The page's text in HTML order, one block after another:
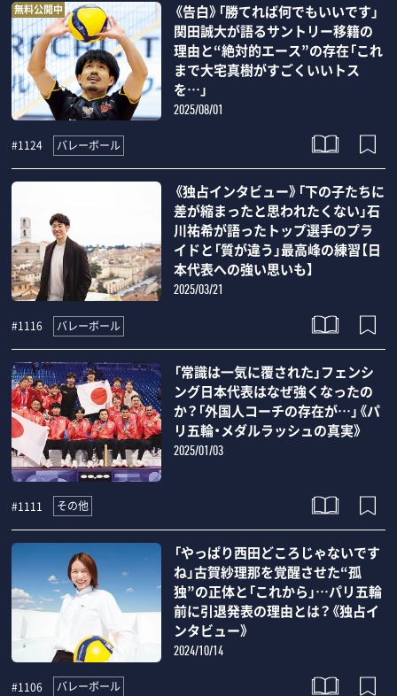
無料公開中
《告白》「勝てれば何でもいいです」
関田誠大が語るサントリー移籍の
理由と“絶対的エース”の存在「これ
まで大宅真樹がすごくいいトス
を…」
2025/08/01
#1124 バレーボール
《独占インタビュー》「下の子たちに
差が縮まったと思われたくない」石
川祐希が語ったトップ選手のプラ
イドと「質が違う」最高峰の練習【日
本代表への強い思いも】
2025/03/21
#1116 バレーボール
「常識は一気に覆された」フェンシ
ング日本代表はなぜ強くなったの
か？「外国人コーチの存在が…」《パ
リ五輪・メダルラッシュの真実》
2025/01/03
#1111 その他
「やっぱり西田どころじゃないです
ね」古賀紗理那を覚醒させた“孤
独”の正体と「これから」…パリ五輪
前に引退発表の理由とは？《独占イ
ンタビュー》
2024/10/14
#1106 バレーボール